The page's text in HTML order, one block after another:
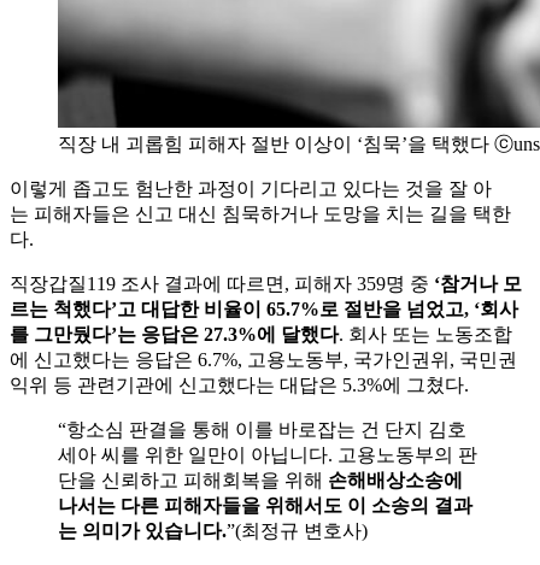
직장 내 괴롭힘 피해자 절반 이상이 ‘침묵’을 택했다
이렇게 좁고도 험난한 과정이 기다리고 있다는 것을 잘 아
는 피해자들은 신고 대신 침묵하거나 도망을 치는 길을 택한
다.
직장갑질119 조사 결과에 따르면, 피해자 359명 중 ‘참거나 모
르는 척했다’고 대답한 비율이 65.7%로 절반을 넘었고, ‘회사
를 그만뒀다’는 응답은 27.3%에 달했다. 회사 또는 노동조합
에 신고했다는 응답은 6.7%, 고용노동부, 국가인권위, 국민권
익위 등 관련기관에 신고했다는 대답은 5.3%에 그쳤다.
“항소심 판결을 통해 이를 바로잡는 건 단지 김호
세아 씨를 위한 일만이 아닙니다. 고용노동부의 판
단을 신뢰하고 피해회복을 위해 손해배상소송에
나서는 다른 피해자들을 위해서도 이 소송의 결과
는 의미가 있습니다.”(최정규 변호사)